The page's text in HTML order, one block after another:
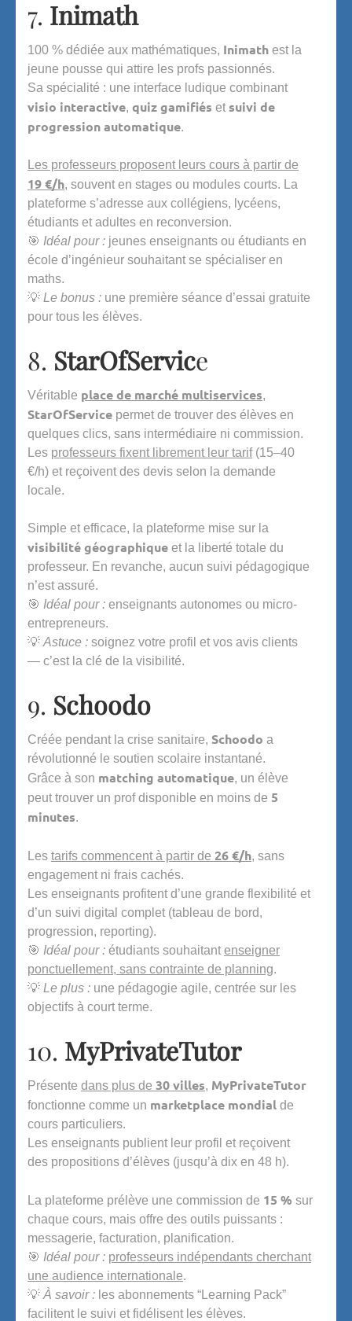
7. Inimath
100 % dédiée aux mathématiques, Inimath est la
jeune pousse qui attire les profs passionnés.
Sa spécialité : une interface ludique combinant
visio interactive, quiz gamifiés et suivi de
progression automatique.
Les professeurs proposent leurs cours à partir de
19 €/h, souvent en stages ou modules courts. La
plateforme s’adresse aux collégiens, lycéens,
étudiants et adultes en reconversion.
🎯 Idéal pour : jeunes enseignants ou étudiants en
école d’ingénieur souhaitant se spécialiser en
maths.
💡 Le bonus : une première séance d’essai gratuite
pour tous les élèves.
8. StarOfService
Véritable place de marché multiservices,
StarOfService permet de trouver des élèves en
quelques clics, sans intermédiaire ni commission.
Les professeurs fixent librement leur tarif(15–40
€/h) et reçoivent des devis selon la demande
locale.
Simple et efficace, la plateforme mise sur la
visibilité géographique et la liberté totale du
professeur. En revanche, aucun suivi pédagogique
n’est assuré.
🎯 Idéal pour : enseignants autonomes ou micro-
entrepreneurs.
💡 Astuce : soignez votre profil et vos avis clients
— c’est la clé de la visibilité.
9. Schoodo
Créée pendant la crise sanitaire, Schoodo a
révolutionné le soutien scolaire instantané.
Grâce à son matching automatique, un élève
peut trouver un prof disponible en moins de 5
minutes.
Les tarifs commencent à partir de 26 €/h, sans
engagement ni frais cachés.
Les enseignants profitent d’une grande flexibilité et
d’un suivi digital complet (tableau de bord,
progression, reporting).
🎯 Idéal pour : étudiants souhaitant enseigner
ponctuellement, sans contrainte de planning.
💡 Le plus : une pédagogie agile, centrée sur les
objectifs à court terme.
10. MyPrivateTutor
Présente dans plus de 30 villes, MyPrivateTutor
fonctionne comme un marketplace mondial de
cours particuliers.
Les enseignants publient leur profil et reçoivent
des propositions d’élèves (jusqu’à dix en 48 h).
La plateforme prélève une commission de 15 % sur
chaque cours, mais offre des outils puissants :
messagerie, facturation, planification.
🎯 Idéal pour : professeurs indépendants cherchant
une audience internationale.
💡 À savoir : les abonnements “Learning Pack”
facilitent le suivi et fidélisent les élèves.